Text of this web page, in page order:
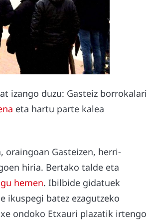
izango duzu: Gasteiz borrokalari
eta hartu parte kalea
oraingoan Gasteizen, herri-
hiria. Bertako talde eta
hemen. Ibilbide gidatuek
ikuspegi batez ezagutzeko
ondoko Etxauri plazatik irtengo